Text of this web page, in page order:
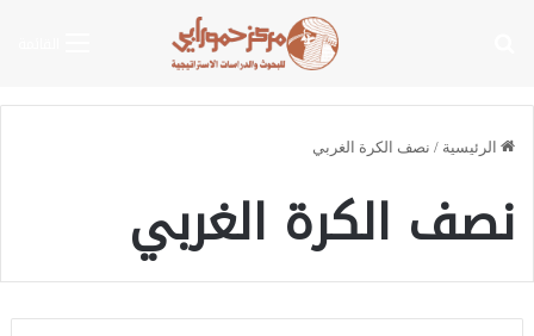
الرئيسية / نصف الكرة الغربي
نصف الكرة الغربي